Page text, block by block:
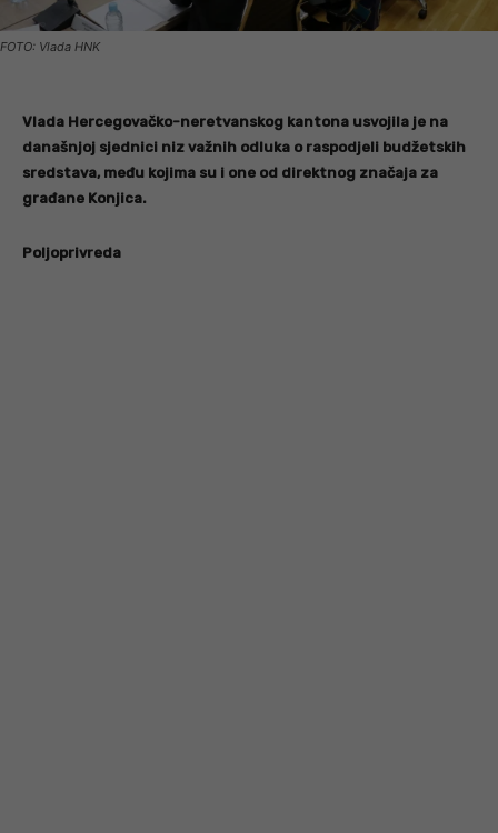
FOTO: Vlada HNK
Vlada Hercegovačko-neretvanskog kantona usvojila je na
današnjoj sjednici niz važnih odluka o raspodjeli budžetskih
sredstava, među kojima su i one od direktnog značaja za
građane Konjica.
Poljoprivreda